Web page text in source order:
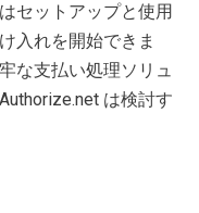
セットアップと使用
入れを開始できま
な支払い処理ソリュ
は検討す